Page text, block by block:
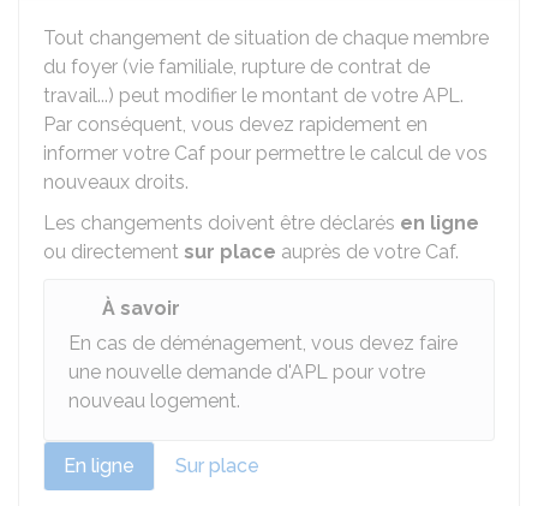
Tout changement de situation de chaque membre
du foyer (vie familiale, rupture de contrat de
travail...) peut modifier le montant de votre APL.
Par conséquent, vous devez rapidement en
informer votre Caf pour permettre le calcul de vos
nouveaux droits.
Les changements doivent être déclarés en ligne
ou directement sur place auprès de votre Caf.
À savoir
En cas de déménagement, vous devez faire
une nouvelle demande d'APL pour votre
nouveau logement.
En ligne Sur place